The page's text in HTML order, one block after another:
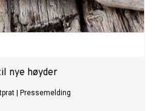
nye høyder
Pressemelding